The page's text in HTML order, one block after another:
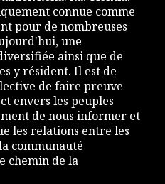
connue comme
pour de nombreuses
une
ainsi que de
y résident. Il est de
de faire preuve
envers les peuples
de nous informer et
les relations entre les
communauté
chemin de la